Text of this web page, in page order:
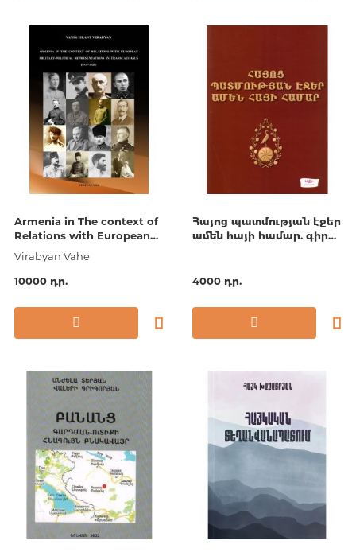
Armenia in The context of
Relations with European
Military-Political
Representations in
Transcaucasu
Virabyan Vahe
10000 դր.
Հայոց պատմության էջեր
ամեն հայի համար. գիրք
4000 դր.